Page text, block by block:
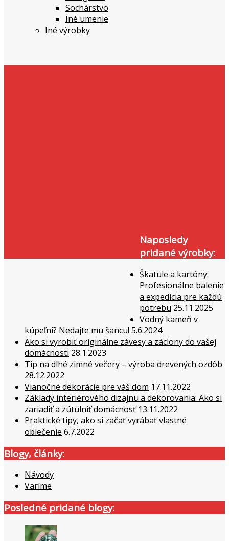
Sochárstvo
Iné umenie
Iné výrobky
Naposledy
pridané výrobky:
Škatule a kartóny:
Profesionálne balenie
a expedícia pre každú
potrebu 25.11.2025
Vodný kameň v
kúpeľni? Nedajte mu šancu! 5.6.2024
Ako si vyrobiť originálne závesy a záclony do vašej
domácnosti 28.1.2023
Tip na dlhé zimné večery – výroba drevených ozdôb
28.12.2022
Vianočné dekorácie pre váš dom 17.11.2022
Základy interiérového dizajnu a dekorovania: Ako si
zariadiť a zútulniť domácnosť 13.11.2022
Praktické tipy, ako si začať vyrábať vlastné
oblečenie 6.7.2022
Blogy, články:
Návody
Varíme
Posledné pridané blogy: